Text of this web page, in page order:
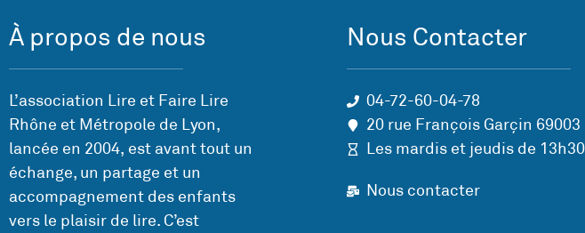
À propos de nous
L’association Lire et Faire Lire
Rhône et Métropole de Lyon,
lancée en 2004, est avant tout un
échange, un partage et un
accompagnement des enfants
vers le plaisir de lire. C’est
Nous Contacter
04-72-60-04-78
20 rue François Garçin 69003
Les mardis et jeudis de
Nous contacter